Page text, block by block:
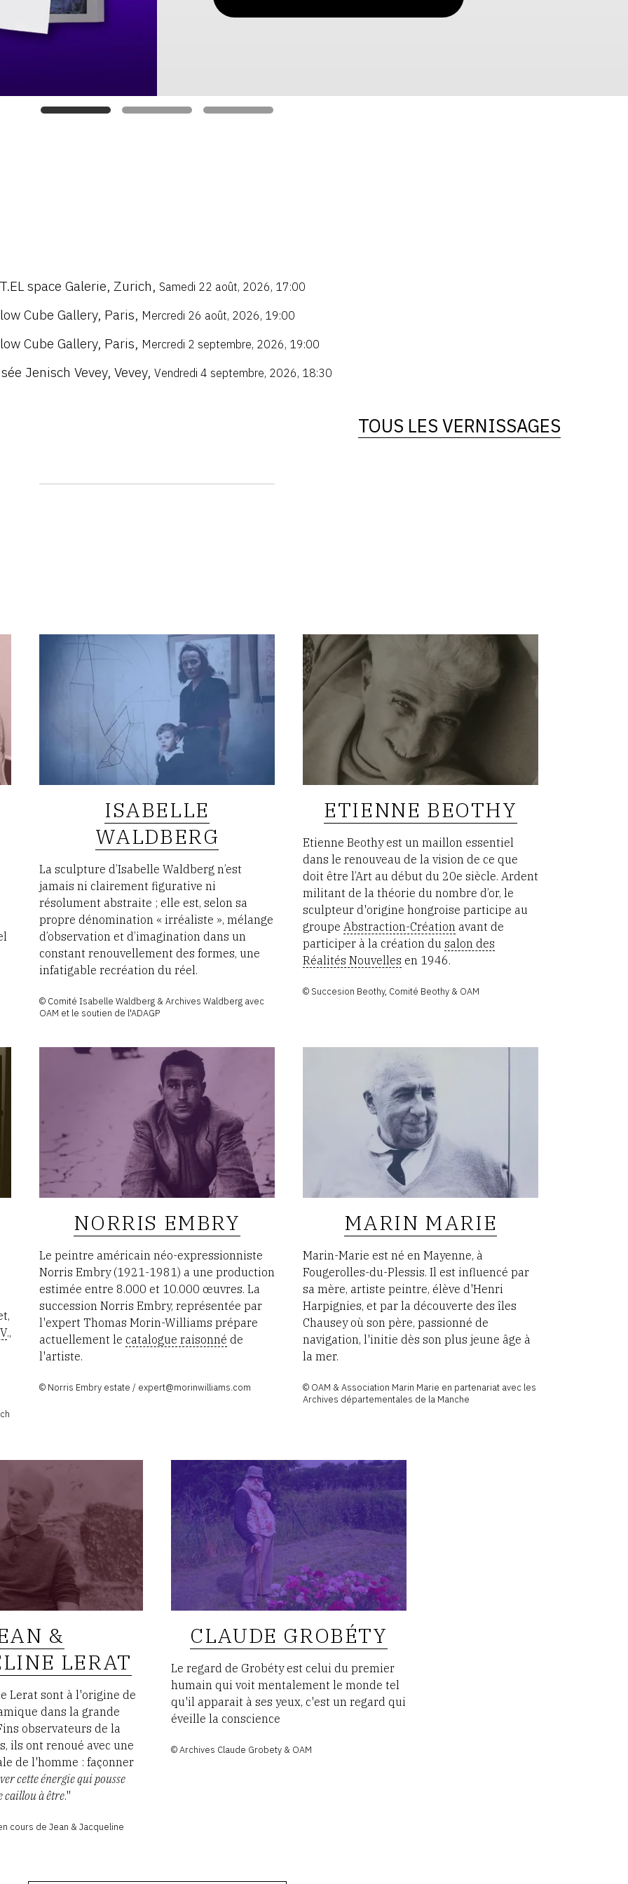
space Galerie, Zurich, Samedi 22 août, 2026, 17:00
Cube Gallery, Paris, Mercredi 26 août, 2026, 19:00
Cube Gallery, Paris, Mercredi 2 septembre, 2026, 19:00
Jenisch Vevey, Vevey, Vendredi 4 septembre, 2026, 18:30
TOUS LES VERNISSAGES
ISABELLE
WALDBERG
La sculpture d’Isabelle Waldberg n’est
jamais ni clairement figurative ni
résolument abstraite ; elle est, selon sa
propre dénomination « irréaliste », mélange
d’observation et d’imagination dans un
constant renouvellement des formes, une
infatigable recréation du réel.
© Comité Isabelle Waldberg & Archives Waldberg avec
OAM et le soutien de l'ADAGP
ETIENNE BEOTHY
Etienne Beothy est un maillon essentiel
dans le renouveau de la vision de ce que
doit être l’Art au début du 20e siècle. Ardent
militant de la théorie du nombre d’or, le
sculpteur d'origine hongroise participe au
groupe Abstraction-Création avant de
participer à la création du salon des
Réalités Nouvelles en 1946.
© Succesion Beothy, Comité Beothy & OAM
.,
NORRIS EMBRY
Le peintre américain néo-expressionniste
Norris Embry (1921-1981) a une production
estimée entre 8.000 et 10.000 œuvres. La
succession Norris Embry, représentée par
l'expert Thomas Morin-Williams prépare
actuellement le catalogue raisonné de
l'artiste.
© Norris Embry estate / expert@morinwilliams.com
MARIN MARIE
Marin-Marie est né en Mayenne, à
Fougerolles-du-Plessis. Il est influencé par
sa mère, artiste peintre, élève d'Henri
Harpignies, et par la découverte des îles
Chausey où son père, passionné de
navigation, l'initie dès son plus jeune âge à
la mer.
© OAM & Association Marin Marie en partenariat avec les
Archives départementales de la Manche
&
LERAT
Lerat sont à l'origine de
dans la grande
observateurs de la
ils ont renoué avec une
de l'homme : façonner
cette énergie qui pousse
caillou à être."
cours de Jean & Jacqueline
CLAUDE GROBÉTY
Le regard de Grobéty est celui du premier
humain qui voit mentalement le monde tel
qu'il apparait à ses yeux, c'est un regard qui
éveille la conscience
© Archives Claude Grobety & OAM